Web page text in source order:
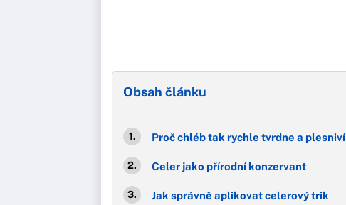
Obsah článku
Proč chléb tak rychle tvrdne a plesniví
Celer jako přírodní konzervant
Jak správně aplikovat celerový trik